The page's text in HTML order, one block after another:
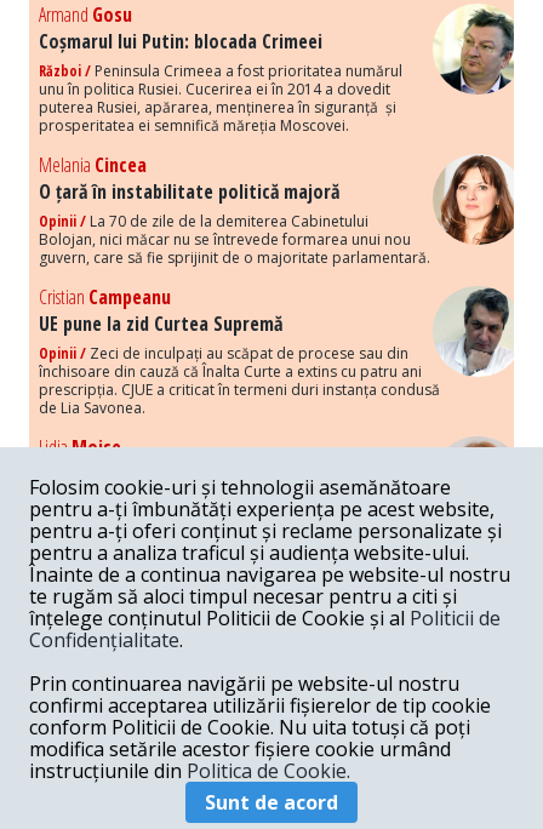
Armand Gosu
Coșmarul lui Putin: blocada Crimeei
Război / Peninsula Crimeea a fost prioritatea numărul
unu în politica Rusiei. Cucerirea ei în 2014 a dovedit
puterea Rusiei, apărarea, menținerea în siguranță și
prosperitatea ei semnifică măreția Moscovei.
Melania Cincea
O țară în instabilitate politică majoră
Opinii / La 70 de zile de la demiterea Cabinetului
Bolojan, nici măcar nu se întrevede formarea unui nou
guvern, care să fie sprijinit de o majoritate parlamentară.
Cristian Campeanu
UE pune la zid Curtea Supremă
Opinii / Zeci de inculpați au scăpat de procese sau din
închisoare din cauză că Înalta Curte a extins cu patru ani
prescripția. CJUE a criticat în termeni duri instanța condusă
de Lia Savonea.
LidiaMoise
Costurile economice ale haosului politic
Opinii / Economia nu poate rezista cu retorica falsă a
susținerii intereselor poporului, care, de fapt, ascunde
obsesia menținerii privilegiilor și a averilor unor caste.
Melania Cincea
Noi puseuri de xenofobie din partea românilor
„neaoși”
Periodic, în spațiul public sunt voci care lansează
mesaje xenofobe la adresa câte unui politician care deranjează un
anumit grup politico-mediatic, într-un anumit moment.
ArmandGosu
Unirea cu Moldova: modele istorice
Unirea cu Moldova depinde de intensitatea
amenințării haosului și anarhiei de dincolo de Nistru.
Folosim cookie-uri și tehnologii asemănătoare
pentru a-ți îmbunătăți experiența pe acest website,
pentru a-ți oferi conținut și reclame personalizate și
pentru a analiza traficul și audiența website-ului.
Înainte de a continua navigarea pe website-ul nostru
te rugăm să aloci timpul necesar pentru a citi și
înțelege conținutul Politicii de Cookie și al Politicii de
Confidențialitate.
Prin continuarea navigării pe website-ul nostru
confirmi acceptarea utilizării fișierelor de tip cookie
conform Politicii de Cookie. Nu uita totuși că poți
modifica setările acestor fișiere cookie urmând
instrucțiunile din Politica de Cookie.
Sunt de acord